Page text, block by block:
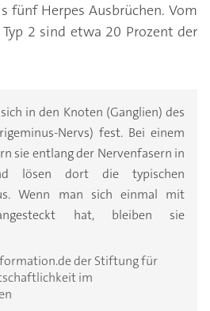
fünf Herpes Ausbrüchen. Vom
2 sind etwa 20 Prozent der
in den Knoten (Ganglien) des
Nervs) fest. Bei einem
sie entlang der Nervenfasern in
lösen dort die typischen
Wenn man sich einmal mit
hat, bleiben sie
der Stiftung für
im